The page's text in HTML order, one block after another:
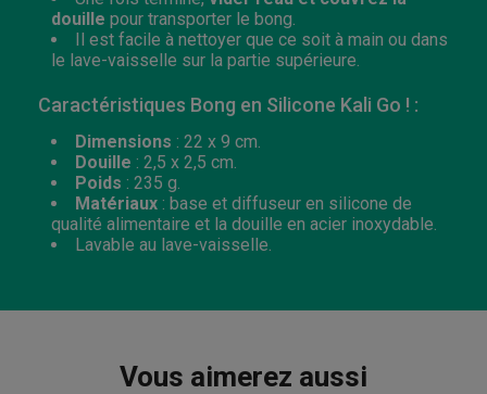
douille pour transporter le bong.
Il est facile à nettoyer que ce soit à main ou dans
le lave-vaisselle sur la partie supérieure.
Caractéristiques Bong en Silicone Kali Go ! :
Dimensions : 22 x 9 cm.
Douille : 2,5 x 2,5 cm.
Poids : 235 g.
Matériaux : base et diffuseur en silicone de
qualité alimentaire et la douille en acier inoxydable.
Lavable au lave-vaisselle.
Vous aimerez aussi